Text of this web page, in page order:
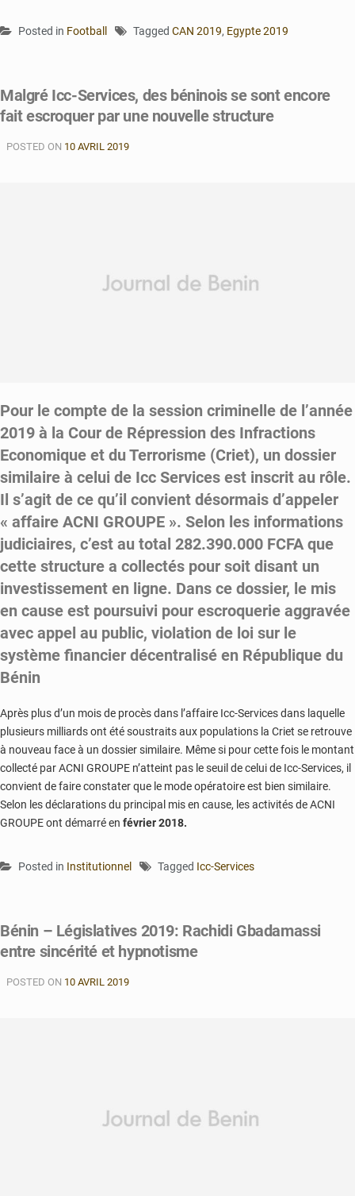
Posted in Football Tagged CAN 2019, Egypte 2019
Malgré Icc-Services, des béninois se sont encore
fait escroquer par une nouvelle structure
POSTED ON 10 AVRIL 2019
Pour le compte de la session criminelle de l’année
2019 à la Cour de Répression des Infractions
Economique et du Terrorisme (Criet), un dossier
similaire à celui de Icc Services est inscrit au rôle.
Il s’agit de ce qu’il convient désormais d’appeler
« affaire ACNI GROUPE ». Selon les informations
judiciaires, c’est au total 282.390.000 FCFA que
cette structure a collectés pour soit disant un
investissement en ligne. Dans ce dossier, le mis
en cause est poursuivi pour escroquerie aggravée
avec appel au public, violation de loi sur le
système financier décentralisé en République du
Bénin
Après plus d’un mois de procès dans l’affaire Icc-Services dans laquelle
plusieurs milliards ont été soustraits aux populations la Criet se retrouve
à nouveau face à un dossier similaire. Même si pour cette fois le montant
collecté par ACNI GROUPE n’atteint pas le seuil de celui de Icc-Services, il
convient de faire constater que le mode opératoire est bien similaire.
Selon les déclarations du principal mis en cause, les activités de ACNI
GROUPE ont démarré en février 2018.
Posted in Institutionnel Tagged Icc-Services
Bénin – Législatives 2019: Rachidi Gbadamassi
entre sincérité et hypnotisme
POSTED ON 10 AVRIL 2019